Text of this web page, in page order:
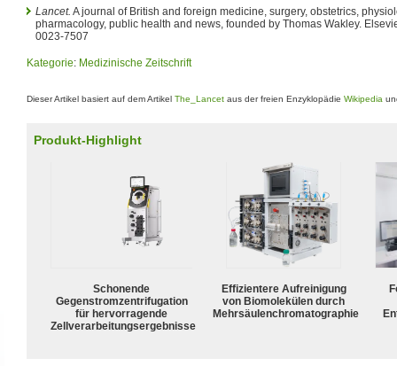
Lancet. A journal of British and foreign medicine, surgery, obstetrics,
pharmacology, public health and news, founded by Thomas Wakley.
0023-7507
Kategorie: Medizinische Zeitschrift
Dieser Artikel basiert auf dem Artikel The_Lancet aus der freien Enzyklopädie Wikipedia
Produkt-Highlight
Schonende
Gegenstromzentrifugation
für hervorragende
Zellverarbeitungsergebnisse
Effizientere Aufreinigung
von Biomolekülen durch
Mehrsäulenchromatographie